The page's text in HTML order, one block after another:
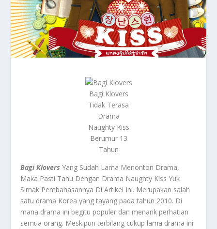
Bagi Klovers
Tidak Terasa
Drama
Naughty Kiss
Berumur 13
Tahun
Bagi Klovers Yang Sudah Lama Menonton Drama,
Maka Pasti Tahu Dengan Drama Naughty Kiss Yuk
Simak Pembahasannya Di Artikel Ini. Merupakan salah
satu drama Korea yang tayang pada tahun 2010. Di
mana drama ini begitu populer dan menarik perhatian
semua orang. Meskipun terbilang cukup lama drama ini